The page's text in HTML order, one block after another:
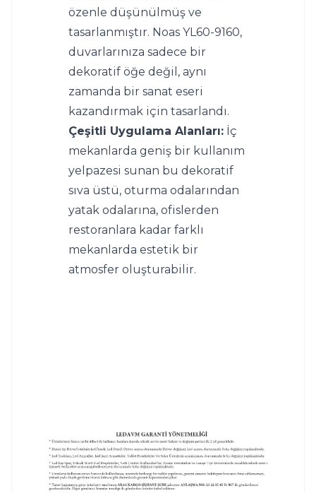
özenle düşünülmüş ve
tasarlanmıştır. Noas YL60-9160,
duvarlarınıza sadece bir
dekoratif öğe değil, aynı
zamanda bir sanat eseri
kazandırmak için tasarlandı.
Çeşitli Uygulama Alanları: İç
mekanlarda geniş bir kullanım
yelpazesi sunan bu dekoratif
sıva üstü, oturma odalarından
yatak odalarına, ofislerden
restoranlara kadar farklı
mekanlarda estetik bir
atmosfer oluşturabilir.